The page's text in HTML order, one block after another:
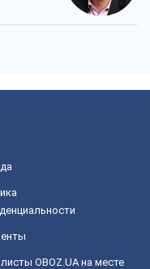
OBOZ.UA на месте